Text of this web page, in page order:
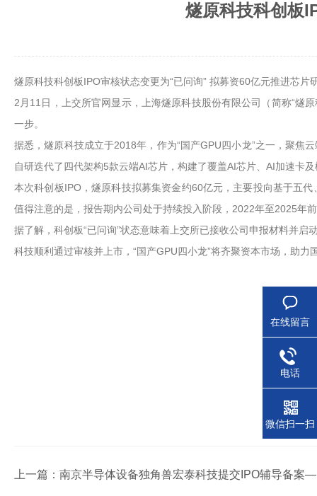
燧原科技科创板
燧原科技科创板IPO审核状态变更为“已问询” 拟募资60亿元推进芯片
2月11日，上交所官网显示，上海燧原科技股份有限公司（简称“燧
一步。
据悉，燧原科技成立于2018年，作为“国产GPU四小龙”之一，聚焦
自研迭代了四代架构5款云端AI芯片，构建了覆盖AI芯片、AI加速卡
本次科创板IPO，燧原科技拟募集资金约60亿元，主要投向基于五
值得注意的是，报告期内公司处于持续投入阶段，2022年至2025年
据了解，科创板“已问询”状态意味着上交所已接收公司申报材料并
科技顺利通过审核并上市，“国产GPU四小龙”将齐聚资本市场，助力
上一篇： 南京半导体设备独角兽宏泰科技提交IPO辅导备案
在线留言
电话
微信扫一扫